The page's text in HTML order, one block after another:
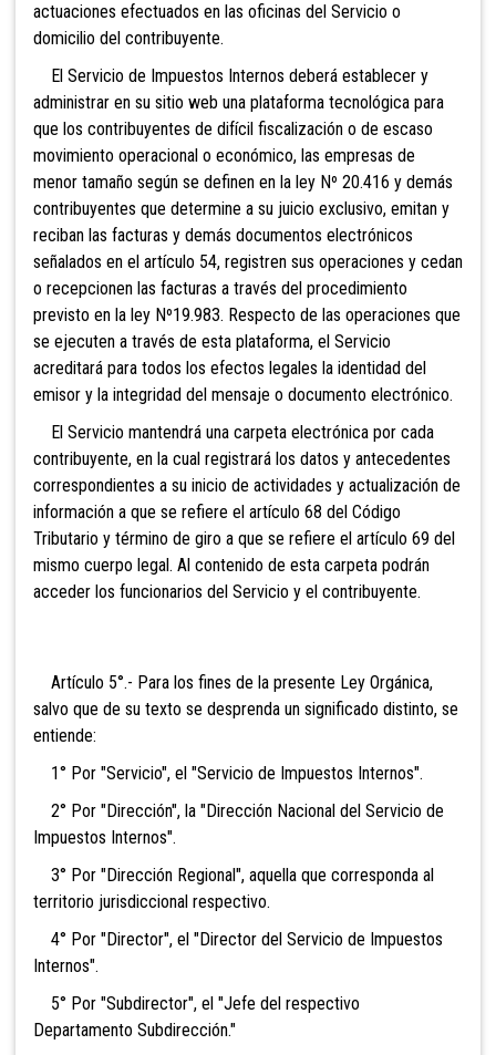
actuaciones efectuados en las oficinas del Servicio o
domicilio del contribuyente.
El Servicio de Impuestos Internos deberá establecer y
administrar en su sitio web una plataforma tecnológica para
que los contribuyentes de difícil fiscalización o de escaso
movimiento operacional o económico, las empresas de
menor tamaño según se definen en la ley Nº 20.416 y demás
contribuyentes que determine a su juicio exclusivo, emitan y
reciban las facturas y demás documentos electrónicos
señalados en el artículo 54, registren sus operaciones y cedan
o recepcionen las facturas a través del procedimiento
previsto en la ley Nº19.983. Respecto de las operaciones que
se ejecuten a través de esta plataforma, el Servicio
acreditará para todos los efectos legales la identidad del
emisor y la integridad del mensaje o documento electrónico.
El Servicio mantendrá una carpeta electrónica por cada
contribuyente, en la cual registrará los datos y antecedentes
correspondientes a su inicio de actividades y actualización de
información a que se refiere el artículo 68 del Código
Tributario y término de giro a que se refiere el artículo 69 del
mismo cuerpo legal. Al contenido de esta carpeta podrán
acceder los funcionarios del Servicio y el contribuyente.
Artículo 5°.- Para los fines de la presente Ley Orgánica,
salvo que de su texto se desprenda un significado distinto, se
entiende:
1° Por "Servicio", el "Servicio de Impuestos Internos".
2° Por "Dirección", la "Dirección Nacional del Servicio de
Impuestos Internos".
3° Por "Dirección Regional", aquella que corresponda al
territorio jurisdiccional respectivo.
4° Por "Director", el "Director del Servicio de Impuestos
Internos".
5° Por "Subdirector", el "Jefe del respectivo
Departamento Subdirección."